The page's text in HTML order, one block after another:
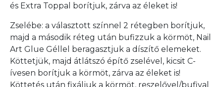
és Extra Toppal borítjuk, zárva az éleket is!
Zselébe: a választott színnel 2 rétegben borítjuk,
majd a második réteg után bufizzuk a körmöt, Nail
Art Glue Géllel beragasztjuk a díszítő elemeket.
Köttetjük, majd átlátszó építő zselével, kicsit C-
ívesen borítjuk a körmöt, zárva az éleket is!
Köttetés után fixáljuk a körmöt, reszelővel/bufival